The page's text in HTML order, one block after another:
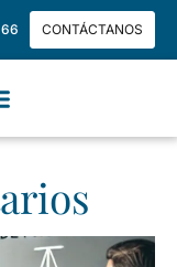
CONTÁCTANOS